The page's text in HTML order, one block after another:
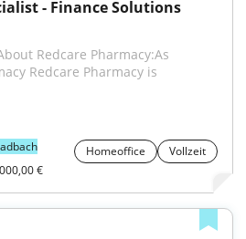
- Finance Solutions
Redcare Pharmacy:As
Redcare Pharmacy is
Homeoffice
Vollzeit
€